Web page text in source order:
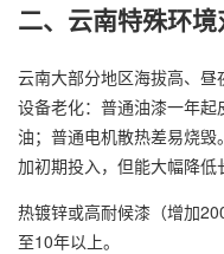
二、云南特殊环
云南大部分地区海拔高、
设备老化：普通油漆一年
油；普通电机散热差易烧
加初期投入，但能大幅降低
热镀锌或高耐候漆（增加
至10年以上。